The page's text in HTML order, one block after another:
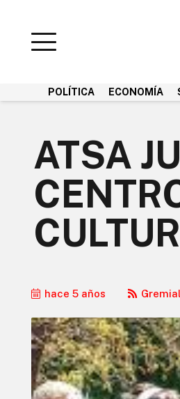
POLÍTICA ECONOMÍA
ATSA
hace 5 años